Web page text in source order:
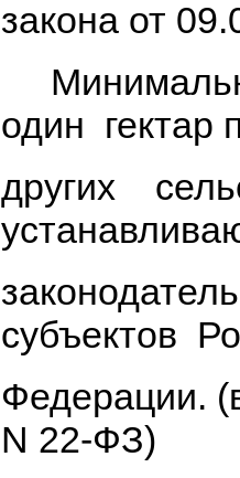
закона от
один гектар
других
субъектов
Федерации.
N 22-ФЗ)